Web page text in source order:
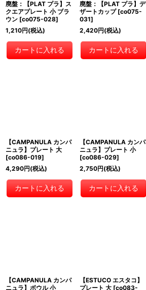
廃盤：【PLAT プラ】ス
クエアプレート 小 ブラ
ウン [co075-028]
1,210円(税込)
カートに入れる
廃盤：【PLAT プラ】デ
ザートカップ [co075-
031]
2,420円(税込)
カートに入れる
【CAMPANULA カンパ
ニュラ】プレート 大
[co086-019]
4,290円(税込)
カートに入れる
【CAMPANULA カンパ
ニュラ】プレート 小
[co086-029]
2,750円(税込)
カートに入れる
【CAMPANULA カンパ
ニュラ】ボウル 小
【ESTUCO エスタコ】
プレート 大 [co083-